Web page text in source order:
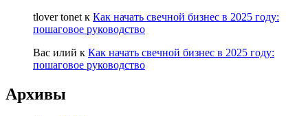
tlover tonet к Как начать свечной бизнес в 2025 году:
пошаговое руководство
Вас илий к Как начать свечной бизнес в 2025 году:
пошаговое руководство
Архивы